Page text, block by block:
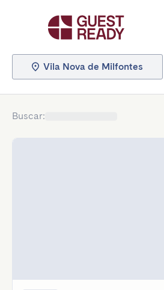
Vila Nova de Milfontes
Buscar: